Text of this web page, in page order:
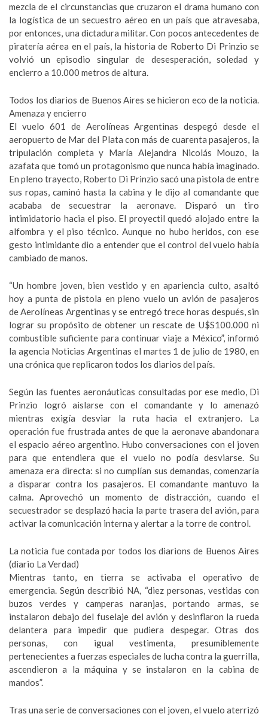
mezcla de el circunstancias que cruzaron el drama humano con
la logística de un secuestro aéreo en un país que atravesaba,
por entonces, una dictadura militar. Con pocos antecedentes de
piratería aérea en el país, la historia de Roberto Di Prinzio se
volvió un episodio singular de desesperación, soledad y
encierro a 10.000 metros de altura.
Todos los diarios de Buenos Aires se hicieron eco de la noticia.
Amenaza y encierro
El vuelo 601 de Aerolíneas Argentinas despegó desde el
aeropuerto de Mar del Plata con más de cuarenta pasajeros, la
tripulación completa y María Alejandra Nicolás Mouzo, la
azafata que tomó un protagonismo que nunca había imaginado.
En pleno trayecto, Roberto Di Prinzio sacó una pistola de entre
sus ropas, caminó hasta la cabina y le dijo al comandante que
acababa de secuestrar la aeronave. Disparó un tiro
intimidatorio hacia el piso. El proyectil quedó alojado entre la
alfombra y el piso técnico. Aunque no hubo heridos, con ese
gesto intimidante dio a entender que el control del vuelo había
cambiado de manos.
“Un hombre joven, bien vestido y en apariencia culto, asaltó
hoy a punta de pistola en pleno vuelo un avión de pasajeros
de Aerolíneas Argentinas y se entregó trece horas después, sin
lograr su propósito de obtener un rescate de U$S100.000 ni
combustible suficiente para continuar viaje a México”, informó
la agencia Noticias Argentinas el martes 1 de julio de 1980, en
una crónica que replicaron todos los diarios del país.
Según las fuentes aeronáuticas consultadas por ese medio, Di
Prinzio logró aislarse con el comandante y lo amenazó
mientras exigía desviar la ruta hacia el extranjero. La
operación fue frustrada antes de que la aeronave abandonara
el espacio aéreo argentino. Hubo conversaciones con el joven
para que entendiera que el vuelo no podía desviarse. Su
amenaza era directa: si no cumplían sus demandas, comenzaría
a disparar contra los pasajeros. El comandante mantuvo la
calma. Aprovechó un momento de distracción, cuando el
secuestrador se desplazó hacia la parte trasera del avión, para
activar la comunicación interna y alertar a la torre de control.
La noticia fue contada por todos los diarions de Buenos Aires
(diario La Verdad)
Mientras tanto, en tierra se activaba el operativo de
emergencia. Según describió NA, “diez personas, vestidas con
buzos verdes y camperas naranjas, portando armas, se
instalaron debajo del fuselaje del avión y desinflaron la rueda
delantera para impedir que pudiera despegar. Otras dos
personas, con igual vestimenta, presumiblemente
pertenecientes a fuerzas especiales de lucha contra la guerrilla,
ascendieron a la máquina y se instalaron en la cabina de
mandos”.
Tras una serie de conversaciones con el joven, el vuelo aterrizó